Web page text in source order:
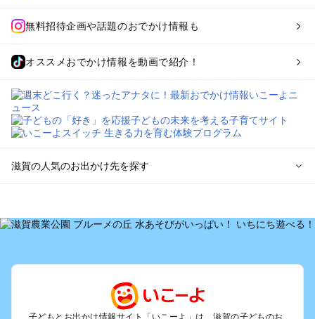
無料招待企画や話題のおでかけ情報も
オススメおでかけ情報を動画で紹介！
滋賀の人気のお出かけ先を探す
を探す
草津・守山・近江八幡・栗東のプールお出かけ
大津周辺のプールお出かけ
信楽・甲賀のプールお出かけ
湖西（琵琶湖）のプールお出かけ
雄琴・堅田のプールお出かけ
子どもとお出かけ情報サイト「いこーよ」は、滋賀の子どものお